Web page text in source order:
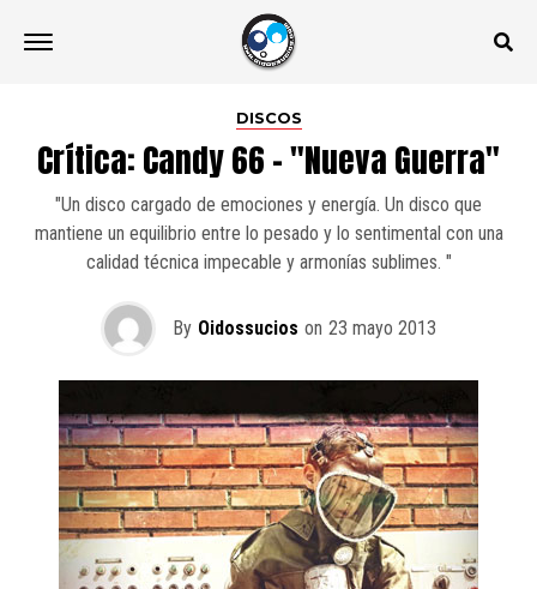
DISCOS
Crítica: Candy 66 – "Nueva Guerra"
"Un disco cargado de emociones y energía. Un disco que
mantiene un equilibrio entre lo pesado y lo sentimental con una
calidad técnica impecable y armonías sublimes. "
By Oidossucios on 23 mayo 2013